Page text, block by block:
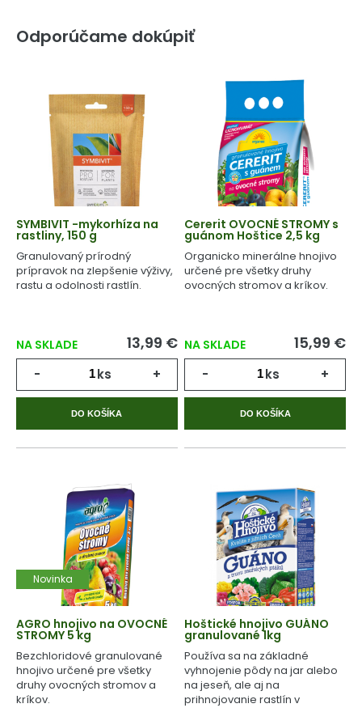
Odporúčame dokúpiť
SYMBIVIT -mykorhíza na
rastliny, 150 g
Granulovaný prírodný
prípravok na zlepšenie výživy,
rastu a odolnosti rastlín.
NA SKLADE 13,99 €
- ks +
DO KOŠÍKA
Cererit OVOCNÉ STROMY s
guánom Hoštice 2,5 kg
Organicko minerálne hnojivo
určené pre všetky druhy
ovocných stromov a kríkov.
NA SKLADE 15,99 €
- ks +
DO KOŠÍKA
Novinka
AGRO hnojivo na OVOCNÉ
STROMY 5 kg
Bezchloridové granulované
hnojivo určené pre všetky
druhy ovocných stromov a
kríkov.
Hoštické hnojivo GUÁNO
granulované 1kg
Používa sa na základné
vyhnojenie pôdy na jar alebo
na jeseň, ale aj na
prihnojovanie rastlín v